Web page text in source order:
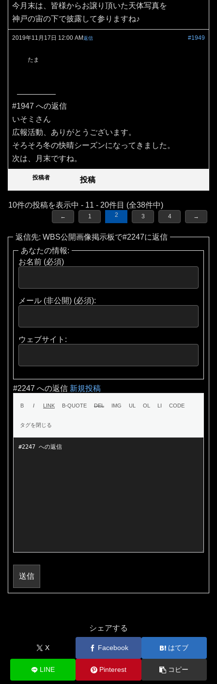
今月末は、皆様からお譲り頂いた天体写真を
神戸の宙の下で披露して参りますね♪
2019年11月17日 12:00 AM #1949
返信
たま
#1947 への返信
いそミさん
広報活動、ありがとうございます。
そろそろ冬の快晴シーズンになってきました。
次は、月末ですね。
投稿者 投稿
10件の投稿を表示中 - 11 - 20件目 (全38件中)
← 1 2 3 4 →
返信先: WBS公開画像掲示板で#2247に返信
あなたの情報:
お名前 (必須)
メール (非公開) (必須):
ウェブサイト:
#2247 への返信 新規投稿
送信
シェアする
X Facebook はてブ
LINE Pinterest コピー